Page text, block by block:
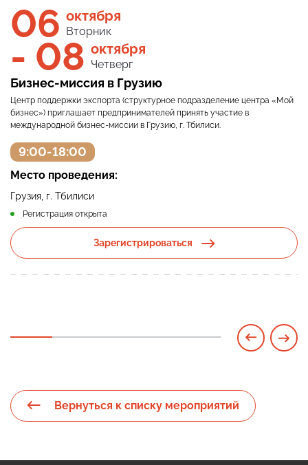
06 октября
Вторник
- 08 октября
Четверг
9:00-18:00
Место проведения:
Грузия, г. Тбилиси
Бизнес-миссия в Грузию
Центр поддержки экспорта (структурное подразделение центра «Мой
бизнес») приглашает предпринимателей принять участие в
международной бизнес-миссии в Грузию, г. Тбилиси.
Регистрация открыта
Зарегистрироваться
Вернуться к списку мероприятий